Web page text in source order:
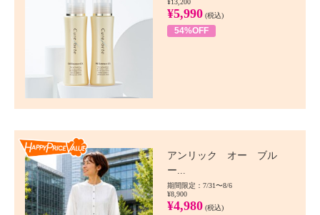
¥13,200
¥5,990 (税込)
54%OFF
アンリック オー ブル
ー...
期間限定：7/31〜8/6
¥8,900
¥4,980 (税込)